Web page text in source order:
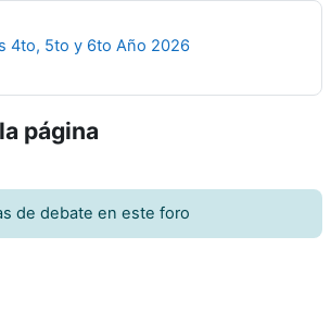
4to, 5to y 6to Año 2026Archivo
página
de debate en este foro